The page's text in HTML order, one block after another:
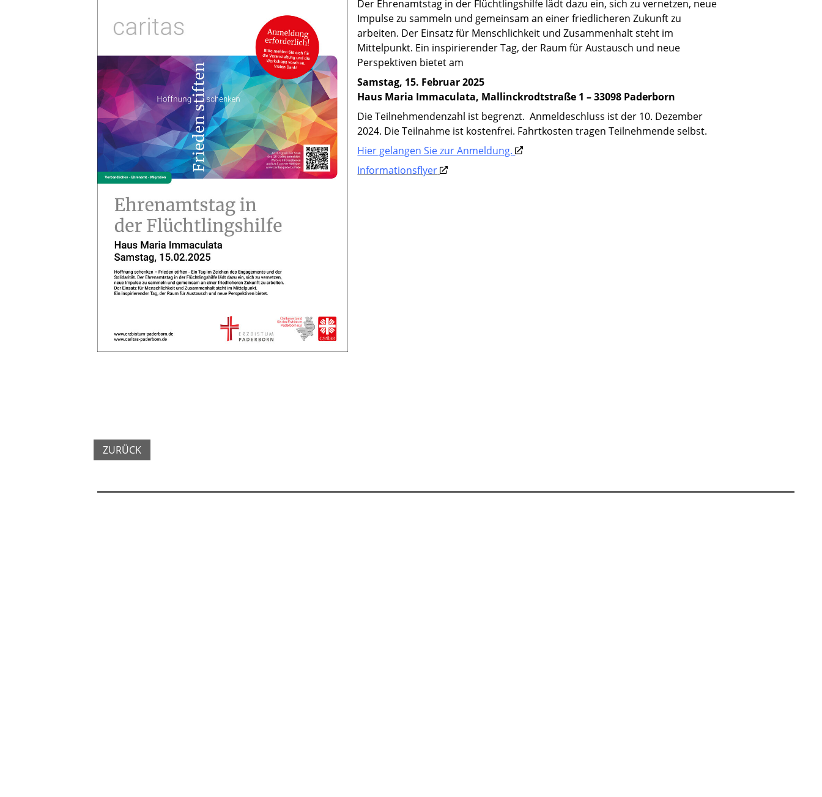
Der Ehrenamtstag in der Flüchtlingshilfe lädt dazu ein, sich zu vernetzen, neue
Impulse zu sammeln und gemeinsam an einer friedlicheren Zukunft zu
arbeiten. Der Einsatz für Menschlichkeit und Zusammenhalt steht im
Mittelpunkt. Ein inspirierender Tag, der Raum für Austausch und neue
Perspektiven bietet am
Samstag, 15. Februar 2025
Haus Maria Immaculata, Mallinckrodtstraße 1 – 33098 Paderborn
Die Teilnehmendenzahl ist begrenzt. Anmeldeschluss ist der 10. Dezember
2024. Die Teilnahme ist kostenfrei. Fahrtkosten tragen Teilnehmende selbst.
Hier gelangen Sie zur Anmeldung.
Informationsflyer
ZURÜCK